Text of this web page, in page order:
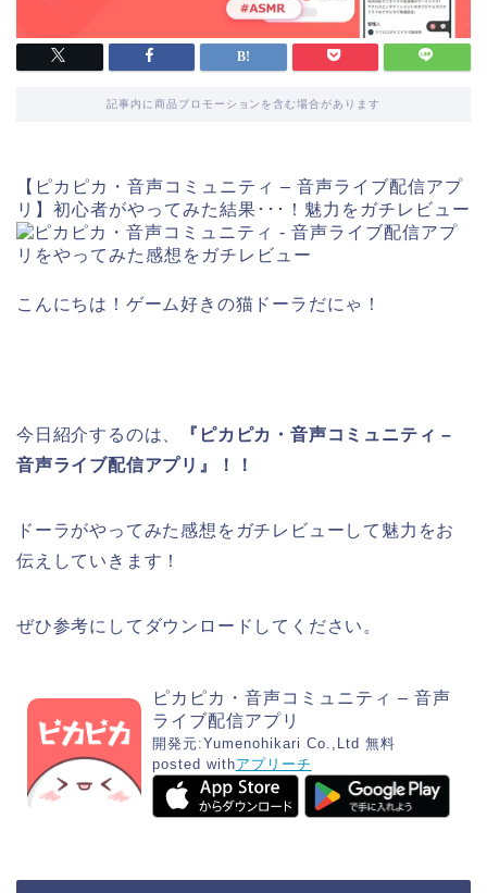
記事内に商品プロモーションを含む場合があります
【ピカピカ・音声コミュニティ – 音声ライブ配信アプ
リ】初心者がやってみた結果･･･！魅力をガチレビュー
こんにちは！ゲーム好きの猫ドーラだにゃ！
今日紹介するのは、
『ピカピカ・音声コミュニティ –
音声ライブ配信アプリ』！！
ドーラがやってみた感想をガチレビューして魅力をお
伝えしていきます！
ぜひ参考にしてダウンロードしてください。
ピカピカ・音声コミュニティ – 音声
ライブ配信アプリ
開発元:Yumenohikari Co.,Ltd 無料
posted withアプリーチ